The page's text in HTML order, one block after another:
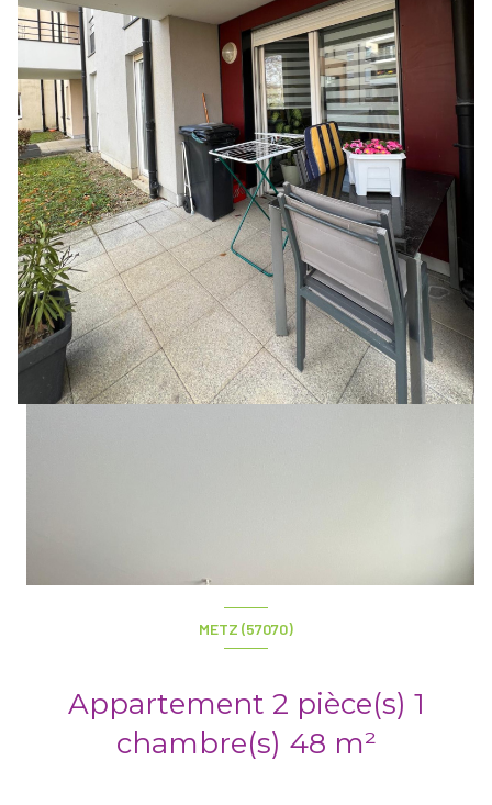
METZ (57070)
Appartement 2 pièce(s) 1
chambre(s) 48 m²